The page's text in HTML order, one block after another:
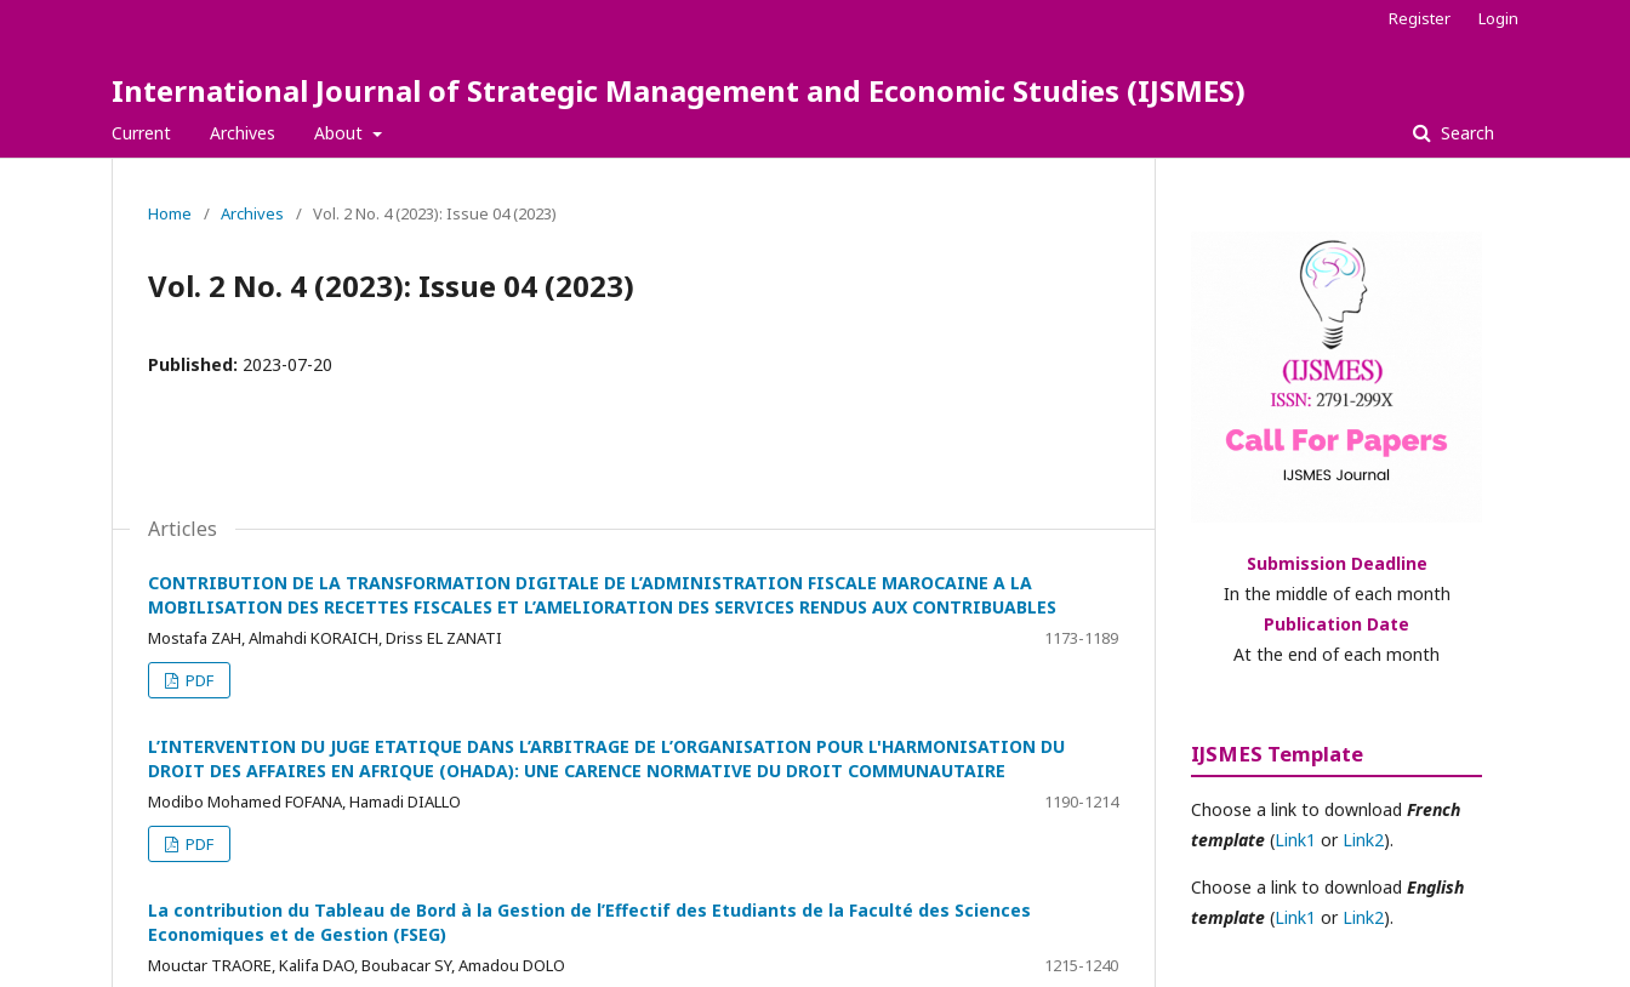
International Journal of Strategic Management and Economic Studies (IJSMES)
Current Archives About Search
Register Login
Home / Archives / Vol. 2 No. 4 (2023): Issue 04 (2023)
Vol. 2 No. 4 (2023): Issue 04 (2023)
Published: 2023-07-20
Articles
CONTRIBUTION DE LA TRANSFORMATION DIGITALE DE L’ADMINISTRATION FISCALE MAROCAINE A LA
MOBILISATION DES RECETTES FISCALES ET L’AMELIORATION DES SERVICES RENDUS AUX CONTRIBUABLES
Mostafa ZAH, Almahdi KORAICH, Driss EL ZANATI
1173-1189
PDF
L’INTERVENTION DU JUGE ETATIQUE DANS L’ARBITRAGE DE L’ORGANISATION POUR L'HARMONISATION DU
DROIT DES AFFAIRES EN AFRIQUE (OHADA): UNE CARENCE NORMATIVE DU DROIT COMMUNAUTAIRE
Modibo Mohamed FOFANA, Hamadi DIALLO
1190-1214
PDF
La contribution du Tableau de Bord à la Gestion de l’Effectif des Etudiants de la Faculté des Sciences
Economiques et de Gestion (FSEG)
Mouctar TRAORE, Kalifa DAO, Boubacar SY, Amadou DOLO
1215-1240
Submission Deadline
In the middle of each month
Publication Date
At the end of each month
IJSMES Template
Choose a link to download French
template (Link1 or Link2).
Choose a link to download English
template (Link1 or Link2).